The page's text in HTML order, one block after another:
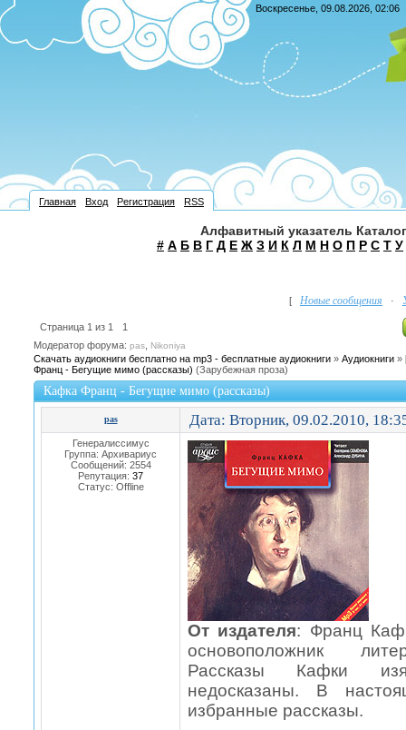
Воскресенье, 09.08.2026, 02:06
Главная Вход Регистрация RSS
Алфавитный указатель
# А Б В Г Д Е Ж З И К Л М Н О П Р С Т У
[ Новые сообщения ·
Страница 1 из 1
1
Модератор форума: pas Nikoniya
Скачать аудиокниги бесплатно на mp3 - бесплатные аудиокниги » Аудиокниги »
Франц - Бегущие мимо (рассказы) (Зарубежная проза)
Кафка Франц - Бегущие мимо (рассказы)
pas Дата: Вторник, 09.02.2010,
Генералиссимус
Группа: Архивариус
Сообщений: 2554
Репутация: 37
Статус: Offline
От издателя: Франц
основоположник
Рассказы Кафки
недосказаны. В
избранные рассказы.